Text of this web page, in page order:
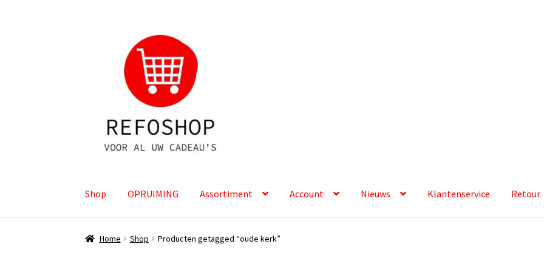
Shop OPRUIMING Assortiment Account Nieuws Klantenservice Retour
Home Shop Producten getagged “oude kerk”